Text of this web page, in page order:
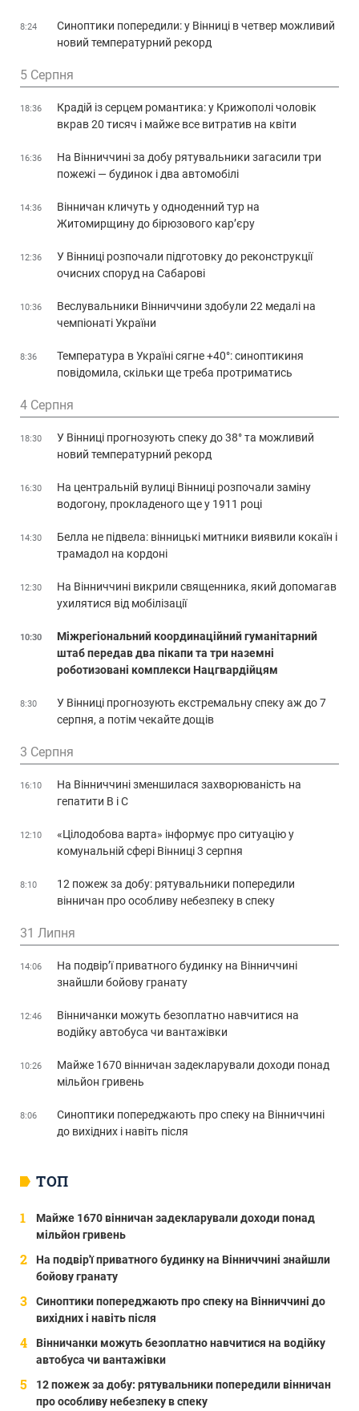
ТОП
Майже 1670 вінничан задекларували доходи понад
мільйон гривень
На подвір'ї приватного будинку на Вінниччині знайшли
бойову гранату
Синоптики попереджають про спеку на Вінниччині до
вихідних і навіть після
Вінничанки можуть безоплатно навчитися на водійку
автобуса чи вантажівки
12 пожеж за добу: рятувальники попередили вінничан
про особливу небезпеку в спеку
8:24
Синоптики попередили: у Вінниці в четвер можливий
новий температурний рекорд
5 Серпня
18:36
Крадій із серцем романтика: у Крижополі чоловік
вкрав 20 тисяч і майже все витратив на квіти
16:36
На Вінниччині за добу рятувальники загасили три
пожежі — будинок і два автомобілі
14:36
Вінничан кличуть у одноденний тур на
Житомирщину до бірюзового кар’єру
12:36
У Вінниці розпочали підготовку до реконструкції
очисних споруд на Сабарові
10:36
Веслувальники Вінниччини здобули 22 медалі на
чемпіонаті України
8:36
Температура в Україні сягне +40°: синоптикиня
повідомила, скільки ще треба протриматись
4 Серпня
18:30
У Вінниці прогнозують спеку до 38° та можливий
новий температурний рекорд
16:30
На центральній вулиці Вінниці розпочали заміну
водогону, прокладеного ще у 1911 році
14:30
Белла не підвела: вінницькі митники виявили кокаїн і
трамадол на кордоні
12:30
На Вінниччині викрили священника, який допомагав
ухилятися від мобілізації
10:30
Міжрегіональний координаційний гуманітарний
штаб передав два пікапи та три наземні
роботизовані комплекси Нацгвардійцям
8:30
У Вінниці прогнозують екстремальну спеку аж до 7
серпня, а потім чекайте дощів
3 Серпня
16:10
На Вінниччині зменшилася захворюваність на
гепатити В і С
12:10
«Цілодобова варта» інформує про ситуацію у
комунальній сфері Вінниці 3 серпня
8:10
12 пожеж за добу: рятувальники попередили
вінничан про особливу небезпеку в спеку
31 Липня
14:06
На подвір’ї приватного будинку на Вінниччині
знайшли бойову гранату
12:46
Вінничанки можуть безоплатно навчитися на
водійку автобуса чи вантажівки
10:26
Майже 1670 вінничан задекларували доходи понад
мільйон гривень
8:06
Синоптики попереджають про спеку на Вінниччині
до вихідних і навіть після